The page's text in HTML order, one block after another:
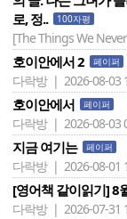
로, 정..
100자평
[The Things We
호이안에서 2 페이퍼
다락방 | 2026-08-03
호이안에서 페이퍼
다락방 | 2026-08-03
지금 여기는 페이퍼
다락방 | 2026-08-01
[영어책 같이읽기] 8
다락방 | 2026-07-31